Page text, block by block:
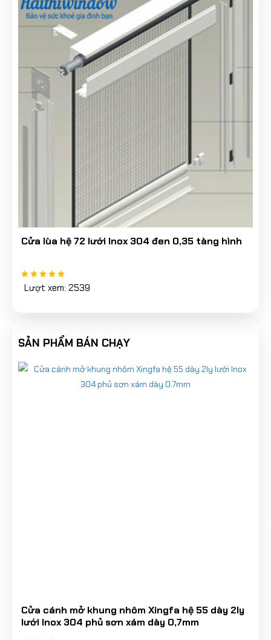
Cửa lùa hệ 72 lưới Inox 304 đen 0,35 tàng hình
Lượt xem: 2539
SẢN PHẨM BÁN CHẠY
Cửa cánh mở khung nhôm Xingfa hệ 55 dày 2ly
lưới Inox 304 phủ sơn xám dày 0,7mm